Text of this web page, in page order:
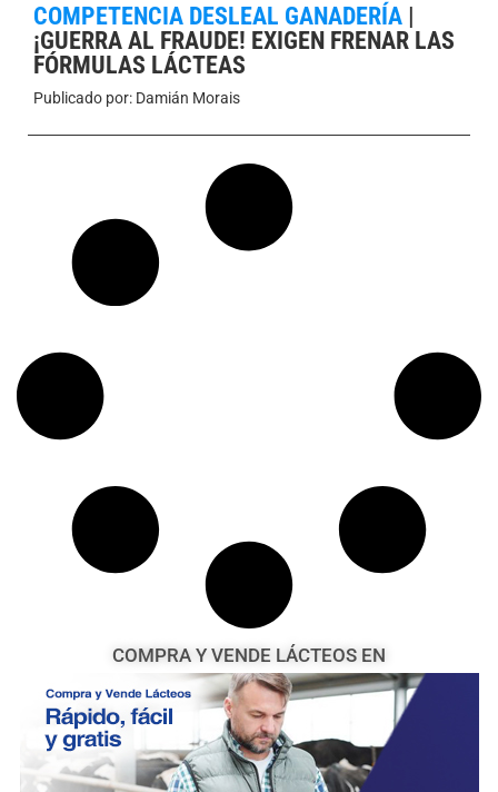
COMPETENCIA DESLEAL GANADERÍA |
¡GUERRA AL FRAUDE! EXIGEN FRENAR LAS
FÓRMULAS LÁCTEAS
Publicado por: Damián Morais
COMPRA Y VENDE LÁCTEOS EN